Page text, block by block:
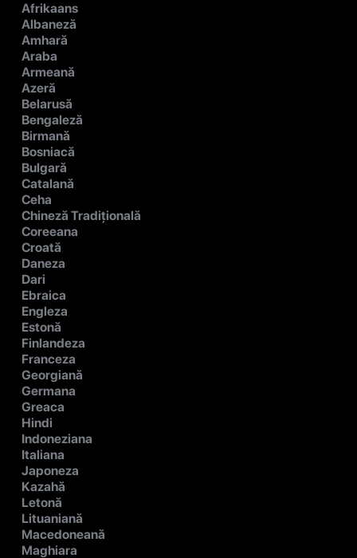
Afrikaans
Albaneză
Amhară
Araba
Armeană
Azeră
Belarusă
Bengaleză
Birmană
Bosniacă
Bulgară
Catalană
Ceha
Chineză Tradițională
Coreeana
Croată
Daneza
Dari
Ebraica
Engleza
Estonă
Finlandeza
Franceza
Georgiană
Germana
Greaca
Hindi
Indoneziana
Italiana
Japoneza
Kazahă
Letonă
Lituaniană
Macedoneană
Maghiara